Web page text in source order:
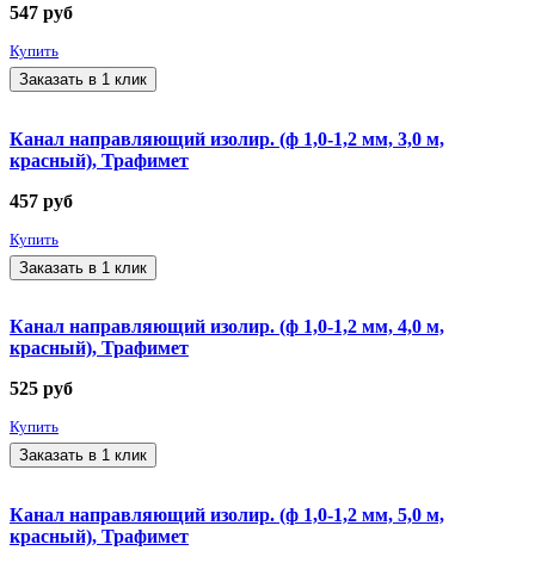
547 руб
Купить
Заказать в 1 клик
Канал направляющий изолир. (ф 1,0-1,2 мм, 3,0 м,
красный), Трафимет
457 руб
Купить
Заказать в 1 клик
Канал направляющий изолир. (ф 1,0-1,2 мм, 4,0 м,
красный), Трафимет
525 руб
Купить
Заказать в 1 клик
Канал направляющий изолир. (ф 1,0-1,2 мм, 5,0 м,
красный), Трафимет